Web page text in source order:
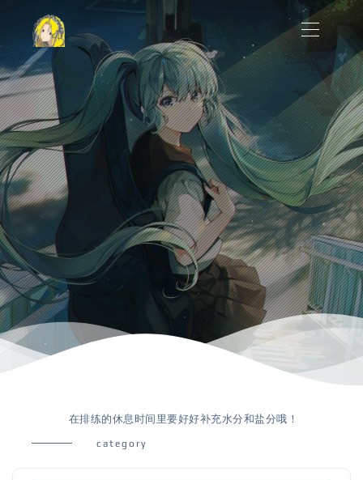
在排练的休息时间里要好好补充水分和盐分哦！
category